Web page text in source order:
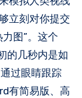
立刻对你提交
图”。这个
的几秒内是如
过眼睛跟踪
有简易版、高